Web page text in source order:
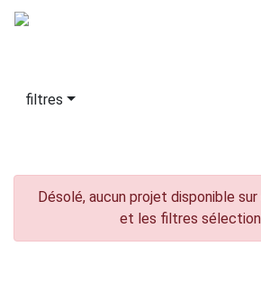
filtres
Désolé, aucun projet disponible
et les filtres